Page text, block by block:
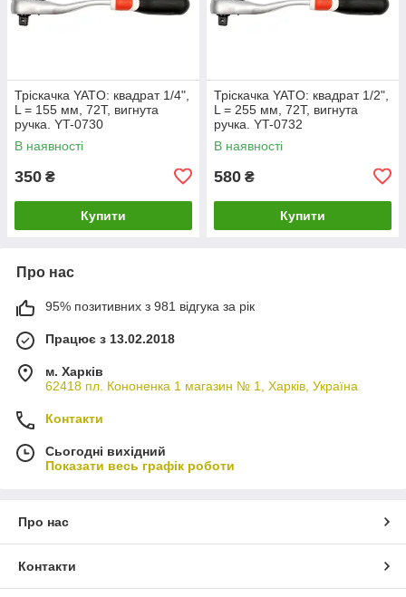
Тріскачка YATO: квадрат 1/4",
L = 155 мм, 72T, вигнута
ручка. YT-0730
В наявності
350 ₴
Купити
Тріскачка YATO: квадрат 1/2",
L = 255 мм, 72T, вигнута
ручка. YT-0732
В наявності
580 ₴
Купити
Про нас
95% позитивних з 981 відгука за рік
Працює з 13.02.2018
м. Харків
62418 пл. Кононенка 1 магазин № 1, Харків, Україна
Контакти
Сьогодні вихідний
Показати весь графік роботи
Про нас
Контакти